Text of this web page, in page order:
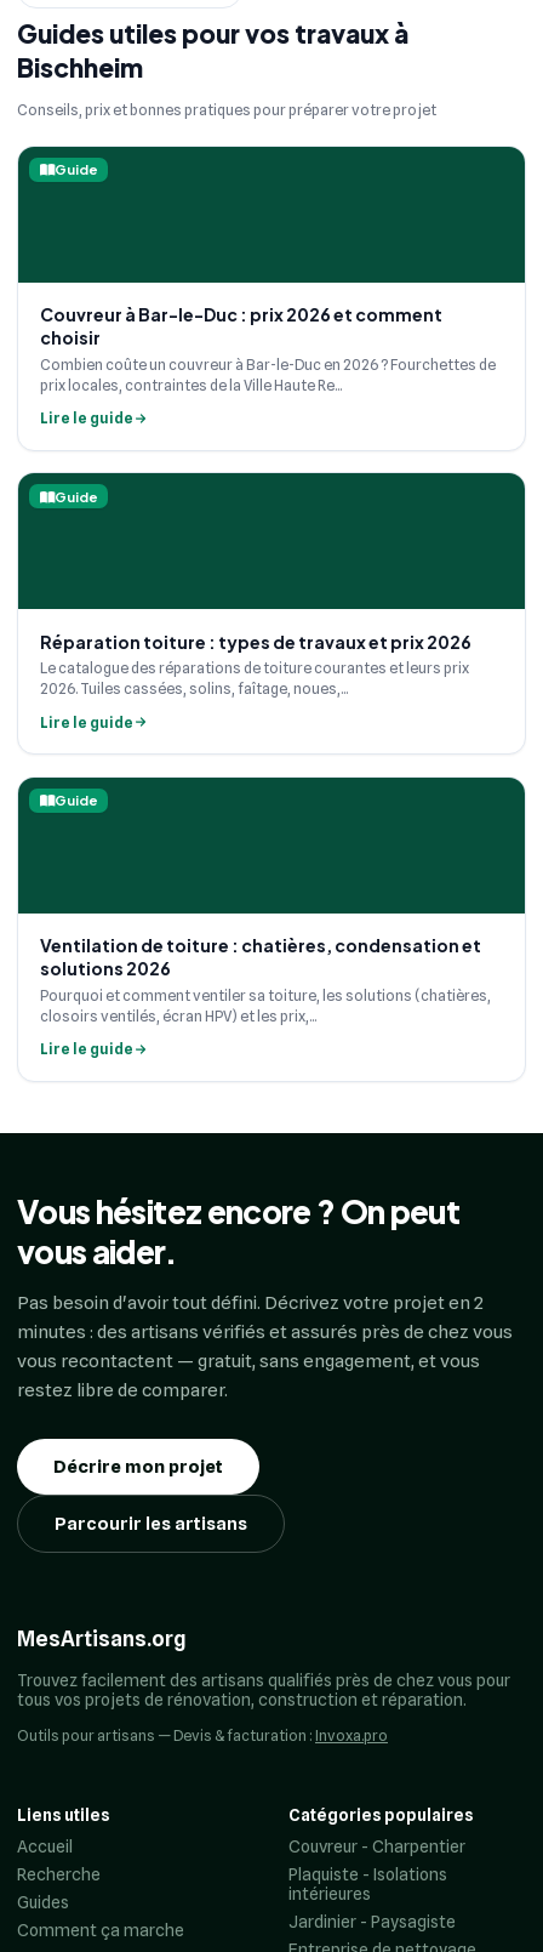
Guides utiles pour vos travaux à
Bischheim
Conseils, prix et bonnes pratiques pour préparer votre projet
Guide
Couvreur à Bar-le-Duc : prix 2026 et comment
choisir
Combien coûte un couvreur à Bar-le-Duc en 2026 ? Fourchettes de
prix locales, contraintes de la Ville Haute Re...
Lire le guide
Guide
Réparation toiture : types de travaux et prix 2026
Le catalogue des réparations de toiture courantes et leurs prix
2026. Tuiles cassées, solins, faîtage, noues,...
Lire le guide
Guide
Ventilation de toiture : chatières, condensation et
solutions 2026
Pourquoi et comment ventiler sa toiture, les solutions (chatières,
closoirs ventilés, écran HPV) et les prix,...
Lire le guide
Vous hésitez encore ? On peut
vous aider.
Pas besoin d'avoir tout défini. Décrivez votre projet en 2
minutes : des artisans vérifiés et assurés près de chez vous
vous recontactent — gratuit, sans engagement, et vous
restez libre de comparer.
Décrire mon projet
Parcourir les artisans
MesArtisans.org
Trouvez facilement des artisans qualifiés près de chez vous pour
tous vos projets de rénovation, construction et réparation.
Outils pour artisans — Devis & facturation : Invoxa.pro
Liens utiles
Accueil
Recherche
Guides
Comment ça marche
Catégories populaires
Couvreur - Charpentier
Plaquiste - Isolations
intérieures
Jardinier - Paysagiste